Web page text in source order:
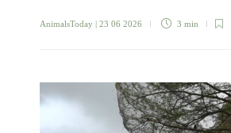
AnimalsToday | 23 06 2026 3 min